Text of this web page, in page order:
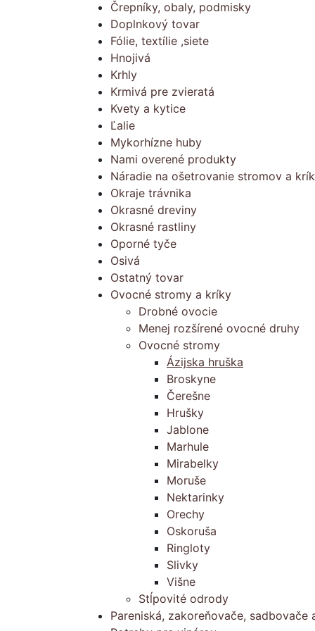
Črepníky, obaly, podmisky
Doplnkový tovar
Fólie, textílie ,siete
Hnojivá
Krhly
Krmivá pre zvieratá
Kvety a kytice
Ľalie
Mykorhízne huby
Nami overené produkty
Náradie na ošetrovanie stromov a
Okraje trávnika
Okrasné dreviny
Okrasné rastliny
Oporné tyče
Osivá
Ostatný tovar
Ovocné stromy a kríky
Drobné ovocie
Menej rozšírené ovocné druhy
Ovocné stromy
Ázijska hruška
Broskyne
Čerešne
Hrušky
Jablone
Marhule
Mirabelky
Moruše
Nektarinky
Orechy
Oskoruša
Ringloty
Slivky
Višne
Stĺpovité odrody
Pareniská, zakoreňovače, sadbovače